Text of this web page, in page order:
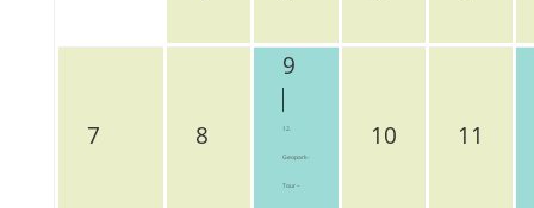
7 8
9
12.
Geopark-
Tour –
10 11